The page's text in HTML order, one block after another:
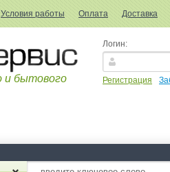
Условия работы Оплата Доставка
и бытового
Логин:
Регистрация